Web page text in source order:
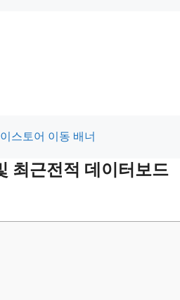
최근전적 데이터보드